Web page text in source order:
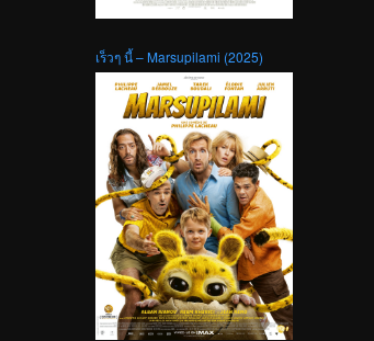
เร็วๆ นี้ – Marsupilami (2025)